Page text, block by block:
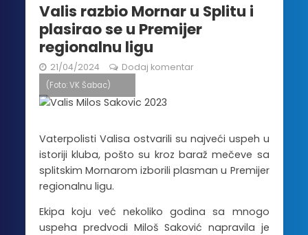
Valis razbio Mornar u Splitu i
plasirao se u Premijer
regionalnu ligu
21/04/2024 Dodaj komentar
(Foto: VK Šabac)
Vaterpolisti Valisa ostvarili su najveći uspeh u
istoriji kluba, pošto su kroz baraž mečeve sa
splitskim Mornarom izborili plasman u Premijer
regionalnu ligu.
Ekipa koju već nekoliko godina sa mnogo
uspeha predvodi Miloš Saković napravila je